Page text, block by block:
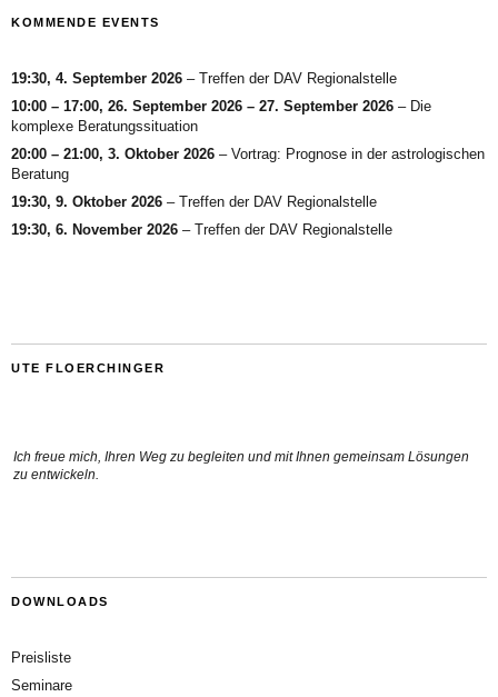
KOMMENDE EVENTS
19:30, 4. September 2026 – Treffen der DAV Regionalstelle
10:00 – 17:00, 26. September 2026 – 27. September 2026 – Die
komplexe Beratungssituation
20:00 – 21:00, 3. Oktober 2026 – Vortrag: Prognose in der astrologischen
Beratung
19:30, 9. Oktober 2026 – Treffen der DAV Regionalstelle
19:30, 6. November 2026 – Treffen der DAV Regionalstelle
UTE FLOERCHINGER
Ich freue mich, Ihren Weg zu begleiten und mit Ihnen gemeinsam Lösungen
zu entwickeln.
DOWNLOADS
Preisliste
Seminare